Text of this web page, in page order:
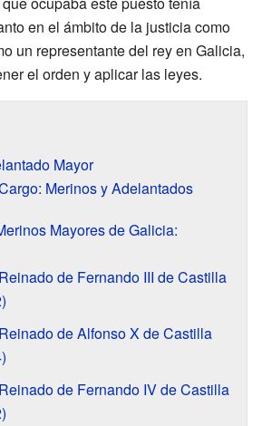
en el ámbito de la justicia como
un representante del rey en Galicia,
el orden y aplicar las leyes.
Mayor
Merinos y Adelantados
Mayores de Galicia:
de Fernando III de Castilla
de Alfonso X de Castilla
de Fernando IV de Castilla